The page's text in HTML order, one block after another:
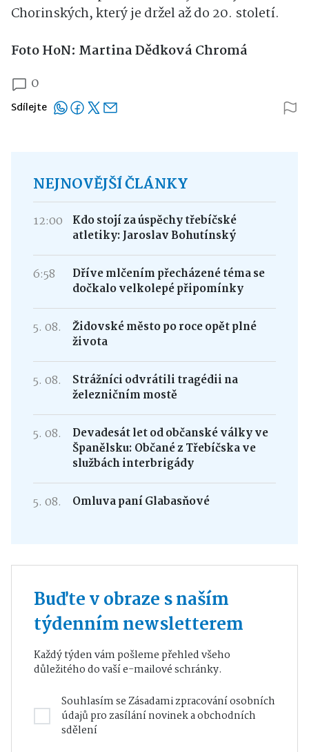
Chorinských, který je držel až do 20. století.
Foto HoN: Martina Dědková Chromá
0
Sdílejte
NEJNOVĚJŠÍ ČLÁNKY
12:00
Kdo stojí za úspěchy třebíčské
atletiky: Jaroslav Bohutínský
6:58
Dříve mlčením přecházené téma se
dočkalo velkolepé připomínky
5. 08.
Židovské město po roce opět plné
života
5. 08.
Strážníci odvrátili tragédii na
železničním mostě
5. 08.
Devadesát let od občanské války ve
Španělsku: Občané z Třebíčska ve
službách interbrigády
5. 08. Omluva paní Glabasňové
Buďte v obraze s naším
týdenním newsletterem
Každý týden vám pošleme přehled všeho
důležitého do vaší e-mailové schránky.
Souhlasím seZásadami zpracování osobních
údajůpro zasílání novinek a obchodních
sdělení